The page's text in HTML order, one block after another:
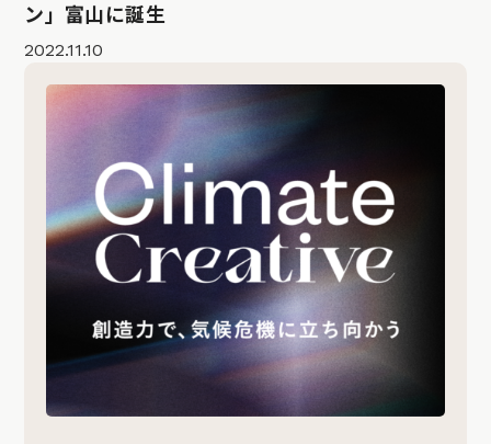
ン」富山に誕生
2022.11.10